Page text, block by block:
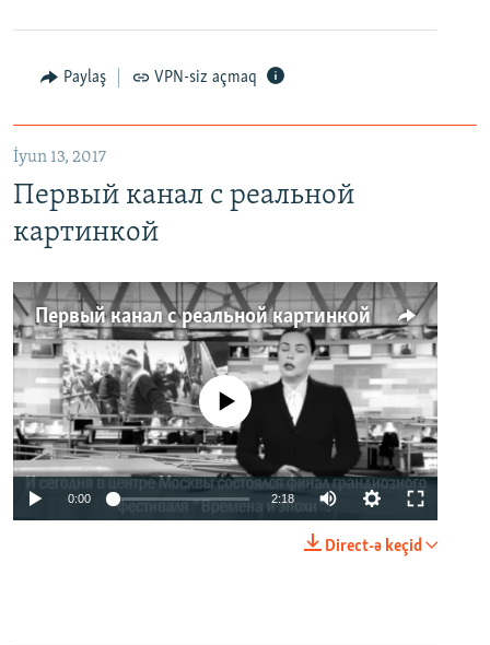
Paylaş VPN-siz açmaq
İyun 13, 2017
Первый канал с реальной
картинкой
Первый канал с реальной картинкой
No media source currently available
0:00 2:18
Direct-ə keçid